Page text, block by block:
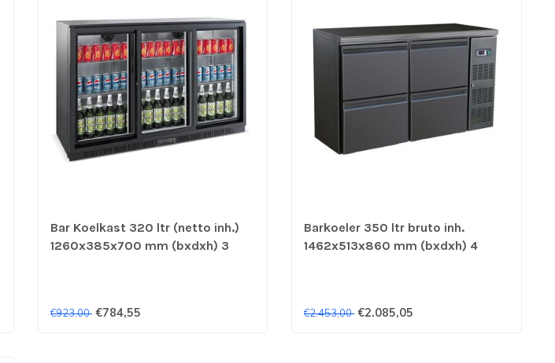
Bar Koelkast 320 ltr (netto inh.)
1260x385x700 mm (bxdxh) 3
€923,00 €784,55
Barkoeler 350 ltr bruto inh.
1462x513x860 mm (bxdxh) 4
€2.453,00 €2.085,05